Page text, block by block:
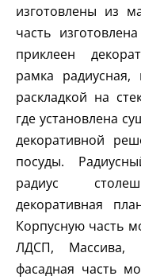
изготовлены из
часть
приклеен
рамка
раскладкой на
где установлена
декоративной
посуды.
радиус
декоративная
Корпусную часть
ЛДСП,
фасадная часть